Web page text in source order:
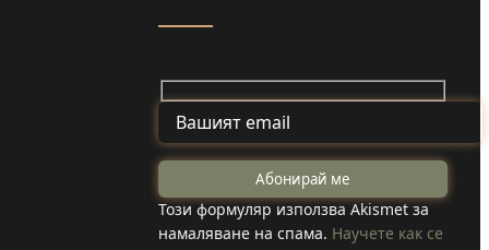
сватба заради
пожара край
Шума:
Младоженците
Този формуляр използва Akismet за
намаляване на спама. Научете как се